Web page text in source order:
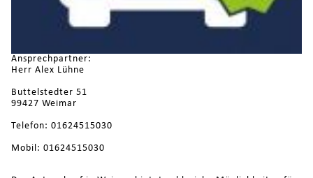
Ansprechpartner:
Herr Alex Lühne
Buttelstedter 51
99427 Weimar
Telefon: 01624515030
Mobil: 01624515030